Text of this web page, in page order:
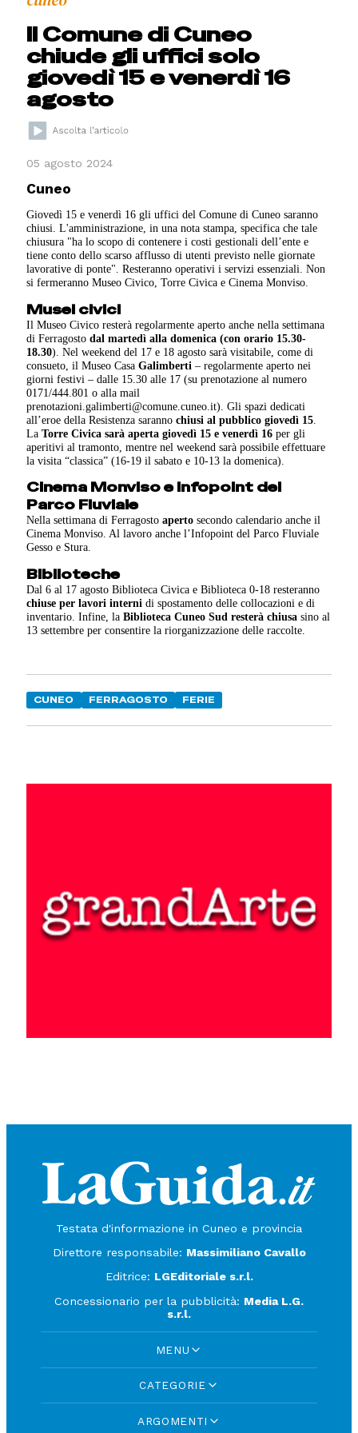
Il Comune di Cuneo
chiude gli uffici solo
giovedì 15 e venerdì 16
agosto
05 agosto 2024
Cuneo
Giovedì 15 e venerdì 16 gli uffici del Comune di Cuneo saranno
chiusi. L'amministrazione, in una nota stampa, specifica che tale
chiusura "ha lo scopo di contenere i costi gestionali dell’ente e
tiene conto dello scarso afflusso di utenti previsto nelle giornate
lavorative di ponte". Resteranno operativi i servizi essenziali. Non
si fermeranno Museo Civico, Torre Civica e Cinema Monviso.
Musei civici
Il Museo Civico resterà regolarmente aperto anche nella settimana
di Ferragostodal martedì alla domenica (con orario 15.30-
18.30). Nel weekend del 17 e 18 agosto sarà visitabile, come di
consueto, il Museo CasaGalimberti – regolarmente aperto nei
giorni festivi – dalle 15.30 alle 17 (su prenotazione al numero
0171/444.801 o alla mail
prenotazioni.galimberti@comune.cuneo.it). Gli spazi dedicati
all’eroe della Resistenza sarannochiusi al pubblico giovedì 15
LaTorre Civica sarà aperta giovedì 15 e venerdì 16 per gli
aperitivi al tramonto, mentre nel weekend sarà possibile effettuare
la visita “classica” (16-19 il sabato e 10-13 la domenica).
Cinema Monviso e Infopoint del
Parco Fluviale
Nella settimana di Ferragostoaperto secondo calendario anche il
Cinema Monviso. Al lavoro anche l’Infopoint del Parco Fluviale
Gesso e Stura.
Biblioteche
Dal 6 al 17 agosto Biblioteca Civica e Biblioteca 0-18 resteranno
chiuse per lavori interni di spostamento delle collocazioni e di
inventario. Infine, laBiblioteca Cuneo Sud resterà chiusa sino al
13 settembre per consentire la riorganizzazione delle raccolte.
CUNEO FERRAGOSTO FERIE
Testata d'informazione in Cuneo e provincia
Direttore responsabile: Massimiliano Cavallo
Editrice: LGEditoriale s.r.l.
Concessionario per la pubblicità: Media L.G.
s.r.l.
MENU
CATEGORIE
ARGOMENTI